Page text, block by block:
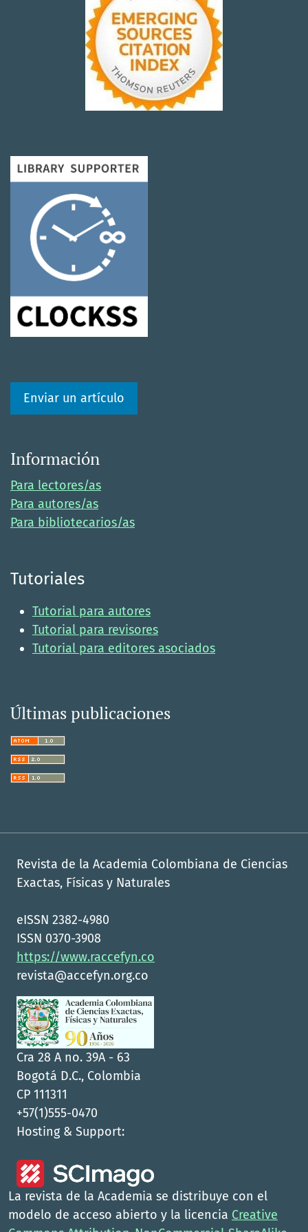
Enviar un artículo
Información
Para lectores/as
Para autores/as
Para bibliotecarios/as
Tutoriales
Tutorial para autores
Tutorial para revisores
Tutorial para editores asociados
Últimas publicaciones
Revista de la Academia Colombiana de Ciencias
Exactas, Físicas y Naturales
eISSN 2382-4980
ISSN 0370-3908
https://www.raccefyn.co
revista@accefyn.org.co
Cra 28 A no. 39A - 63
Bogotá D.C., Colombia
CP 111311
+57(1)555-0470
Hosting & Support:
La revista de la Academia se distribuye con el
modelo de acceso abierto y la licencia Creative